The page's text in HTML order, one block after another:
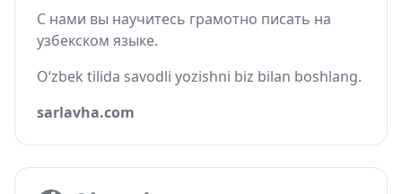
С нами вы научитесь грамотно писать на
узбекском языке.
O‘zbek tilida savodli yozishni biz bilan boshlang.
sarlavha.com